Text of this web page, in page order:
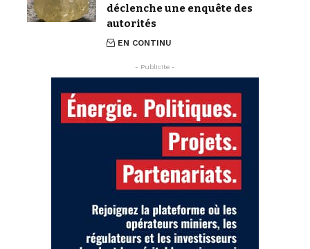
déclenche une enquête des
autorités
EN CONTINU
- Publicite -